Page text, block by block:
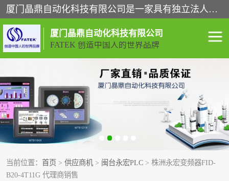
厦门晶鼎自动化科技有限公司是一家具有独立法人资格的高新技术企业；代理销售的产品有台湾威纶触摸屏，魏德米勒全系列，永宏触摸屏,威纶触摸屏,台湾威纶weinview触摸屏,台湾永宏PLC，FATEK,永宏伺服,图儿克总线，施耐德，欧姆龙，西门子，富士变频，K&N蓝系列， BUSSMANN，松下变频器，丹佛斯变频器等。
厦门晶鼎自动化科技有限公司
FATEK 创造中国人的世界品牌
当前位置： 首页 > 供应商机 > 闽台永宏PLC > 株洲永宏变频器FID-
B20-4T11G 代理商销售
闽台永宏PLC WEINVIEW闽台威纶触摸
正弦变频器正弦伺服 魏德米勒接线端子
ABB电流开关 魏德米勒电源
丹佛斯变频器 MOXA通讯模块